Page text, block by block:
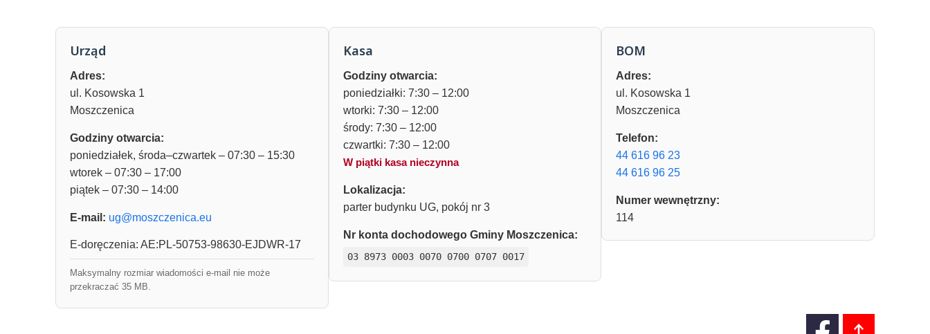
Urząd
Adres:
ul. Kosowska 1
Moszczenica
Godziny otwarcia:
poniedziałek, środa–czwartek – 07:30 – 15:30
wtorek – 07:30 – 17:00
piątek – 07:30 – 14:00
E-mail: ug@moszczenica.eu
E-doręczenia: AE:PL-50753-98630-EJDWR-17
Maksymalny rozmiar wiadomości e-mail nie może
przekraczać 35 MB.
Kasa
Godziny otwarcia:
poniedziałki: 7:30 – 12:00
wtorki: 7:30 – 12:00
środy: 7:30 – 12:00
czwartki: 7:30 – 12:00
W piątki kasa nieczynna
Lokalizacja:
parter budynku UG, pokój nr 3
Nr konta dochodowego Gminy Moszczenica:
03 8973 0003 0070 0700 0707 0017
BOM
Adres:
ul. Kosowska 1
Moszczenica
Telefon:
44 616 96 23
44 616 96 25
Numer wewnętrzny:
114